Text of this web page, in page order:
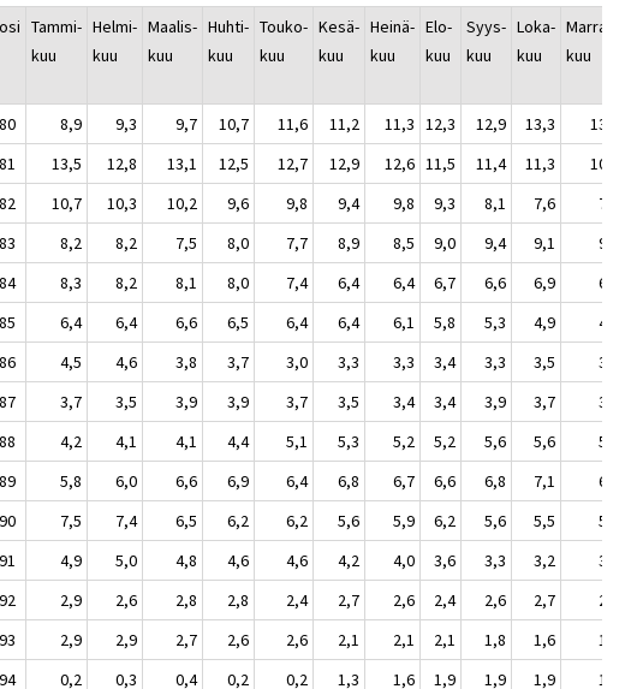
Tammi-
kuu
Helmi-
kuu
Maalis-
kuu
Huhti-
kuu
Touko-
kuu
Kesä-
kuu
Heinä-
kuu
Elo-
kuu
Syys-
kuu
Loka-
kuu
Marras-
kuu
8,9 9,3 9,7 10,7 11,6 11,2 11,3 12,3 12,9 13,3 13,5
13,5 12,8 13,1 12,5 12,7 12,9 12,6 11,5 11,4 11,3 10,4
10,7 10,3 10,2 9,6 9,8 9,4 9,8 9,3 8,1 7,6 7,9
8,2 8,2 7,5 8,0 7,7 8,9 8,5 9,0 9,4 9,1 9,8
8,3 8,2 8,1 8,0 7,4 6,4 6,4 6,7 6,6 6,9 6,0
6,4 6,4 6,6 6,5 6,4 6,4 6,1 5,8 5,3 4,9 4,9
4,5 4,6 3,8 3,7 3,0 3,3 3,3 3,4 3,3 3,5 3,3
3,7 3,5 3,9 3,9 3,7 3,5 3,4 3,4 3,9 3,7 3,7
4,2 4,1 4,1 4,4 5,1 5,3 5,2 5,2 5,6 5,6 5,9
5,8 6,0 6,6 6,9 6,4 6,8 6,7 6,6 6,8 7,1 6,8
7,5 7,4 6,5 6,2 6,2 5,6 5,9 6,2 5,6 5,5 5,6
4,9 5,0 4,8 4,6 4,6 4,2 4,0 3,6 3,3 3,2 3,3
2,9 2,6 2,8 2,8 2,4 2,7 2,6 2,4 2,6 2,7 2,8
2,9 2,9 2,7 2,6 2,6 2,1 2,1 2,1 1,8 1,6 1,3
0,2 0,3 0,4 0,2 0,2 1,3 1,6 1,9 1,9 1,9 1,7